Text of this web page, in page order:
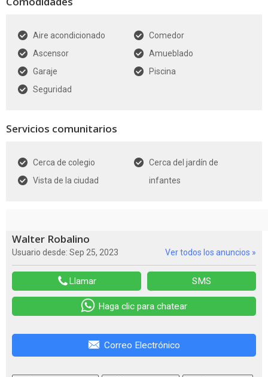
Aire acondicionado
Comedor
Ascensor
Amueblado
Garaje
Piscina
Seguridad
Servicios comunitarios
Cerca de colegio
Cerca del jardín de
infantes
Vista de la ciudad
Walter Robalino
Usuario desde: Sep 25, 2023 Ver todos los anuncios »
Llamar SMS
Haga clic para chatear
Correo Electrónico